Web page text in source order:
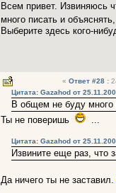
Всем привет. Извиняюсь
много писать и
Выберите здесь кого-
« Ответ #28 :
Цитата: Gazahod от
В общем не буду много
Ты не поверишь
...
Цитата: Gazahod от
Извините еще раз, что
Да ничего ты не заставил.